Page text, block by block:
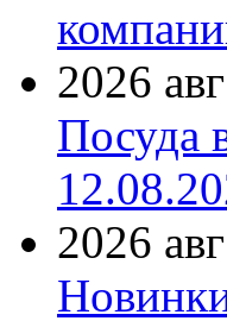
2026
Посуда
2026